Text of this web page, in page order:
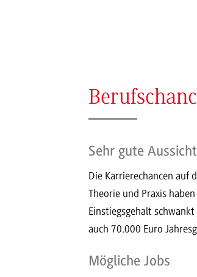
Sehr gute
Die Karrierechancen auf
Theorie und Praxis
Einstiegsgehalt
auch 70.000 Euro
Mögliche Jobs